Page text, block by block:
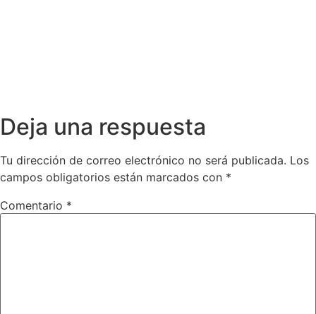
Deja una respuesta
Tu dirección de correo electrónico no será publicada. Los
campos obligatorios están marcados con *
Comentario *